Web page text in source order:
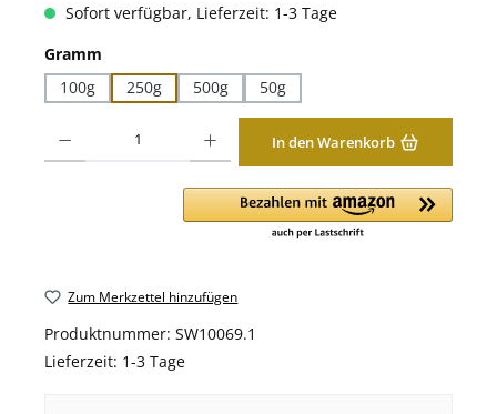
Sofort verfügbar, Lieferzeit: 1-3 Tage
Gramm
100g
250g 500g 50g
In den Warenkorb
Zum Merkzettel hinzufügen
Produktnummer: SW10069.1
Lieferzeit: 1-3 Tage